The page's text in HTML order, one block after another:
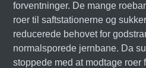
forventninger. De mange
roer til saftstationerne og
reducerede behovet for
normalsporede jernbane. Da
stoppede med at modtage roer